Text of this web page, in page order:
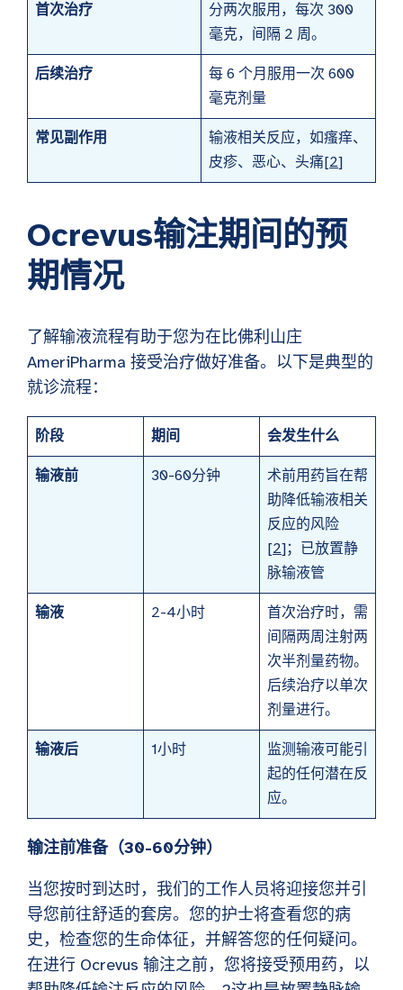
首次治疗
分两次服用，每次 300
毫克，间隔 2 周。
后续治疗
每 6 个月服用一次 600
毫克剂量
常见副作用
输液相关反应，如瘙痒、
皮疹、恶心、头痛[2]
Ocrevus输注期间的预
期情况
了解输液流程有助于您为在比佛利山庄
AmeriPharma 接受治疗做好准备。以下是典型的
就诊流程：
阶段 期间 会发生什么
输液前 30-60分钟
术前用药旨在帮
助降低输液相关
反应的风险
[2]；已放置静
脉输液管
输液 2-4小时
首次治疗时，需
间隔两周注射两
次半剂量药物。
后续治疗以单次
剂量进行。
输液后 1小时
监测输液可能引
起的任何潜在反
应。
输注前准备（30-60分钟）
当您按时到达时，我们的工作人员将迎接您并引
导您前往舒适的套房。您的护士将查看您的病
史，检查您的生命体征，并解答您的任何疑问。
在进行 Ocrevus 输注之前，您将接受预用药，以